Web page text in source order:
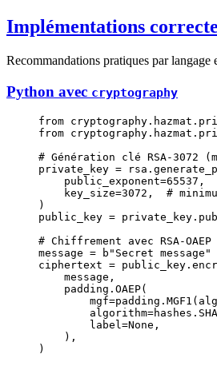
Implémentations
Recommandations pratiques par langage
Python avec cryptography
from
from
# Génération clé RSA-3072
private_key =
    public_exponent
=65537 ,
    key_size
=3072 , #
)
public_key =
# Chiffrement avec RSA-
message = b "Secret message"
ciphertext =
    message,
    padding.OAEP(
        mgf
=padding.MGF1(
        algorithm
=
        label
=None ,
    ),
)